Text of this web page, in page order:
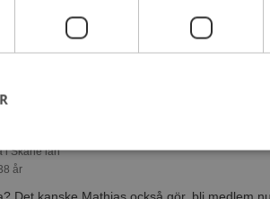
du visa upp dig för Fredrik och tusentals
Mötesplatsen! Ta chansen att se vilka som
i Skåne län
år